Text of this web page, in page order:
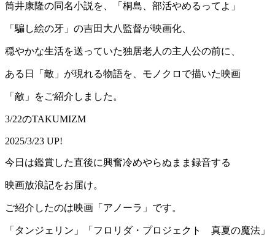
筒井康隆の同名小説を、「桐島、部活やめるってよ」
「騙し絵の牙」の吉田大八監督が映画化、
穏やかな生活を送っていた独居老人の主人公の前に、
ある日「敵」が現れる物語を、モノクロで描いた映画
「敵」をご紹介しました。
3/22のTAKUMIZM
2025/3/23 UP!
今日は鑑賞した直後に興奮冷めやらぬまま録音する
映画放浪記をお届け。
ご紹介したのは映画「アノーラ」です。
「タンジェリン」「フロリダ・プロジェクト 真夏の魔法」